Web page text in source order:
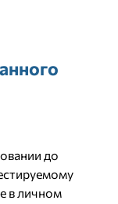
до
в личном